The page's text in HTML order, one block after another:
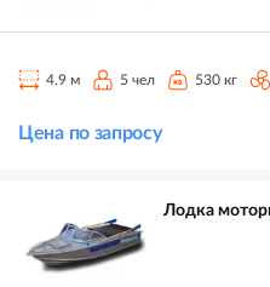
4.9 м 5 чел 530 кг
Цена по запросу
Лодка